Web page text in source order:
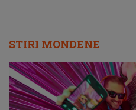
Radio Impuls